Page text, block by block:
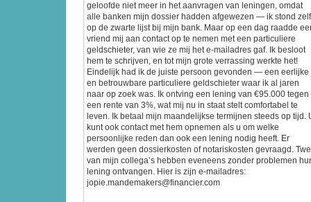
geloofde niet meer in het aanvragen van leningen, omdat
alle banken mijn dossier hadden afgewezen — ik stond
op de zwarte lijst bij mijn bank. Maar op een dag raadde
vriend mij aan contact op te nemen met een particuliere
geldschieter, van wie ze mij het e-mailadres gaf. Ik besloot
hem te schrijven, en tot mijn grote verrassing werkte het!
Eindelijk had ik de juiste persoon gevonden — een eerlijke
en betrouwbare particuliere geldschieter waar ik al jaren
naar op zoek was. Ik ontving een lening van €95.000 tegen
een rente van 3%, wat mij nu in staat stelt comfortabel te
leven. Ik betaal mijn maandelijkse termijnen steeds op tijd.
kunt ook contact met hem opnemen als u om welke
persoonlijke reden dan ook een lening nodig heeft. Er
werden geen dossierkosten of notariskosten gevraagd.
van mijn collega’s hebben eveneens zonder problemen
lening ontvangen. Hier is zijn e-mailadres:
jopie.mandemakers@financier.com